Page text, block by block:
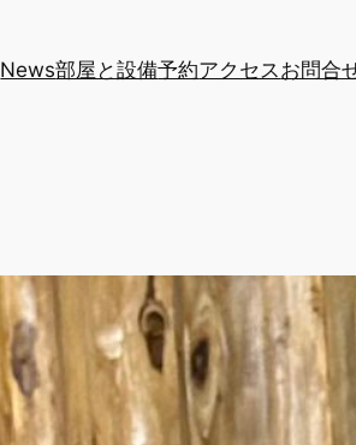
News部屋と設備予約アクセスお問合